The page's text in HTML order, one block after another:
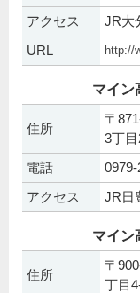
アクセス
JR大
URL
http://
マイ
住所
〒
3丁
電話
アクセス
JR日
マイ
住所
〒
丁目